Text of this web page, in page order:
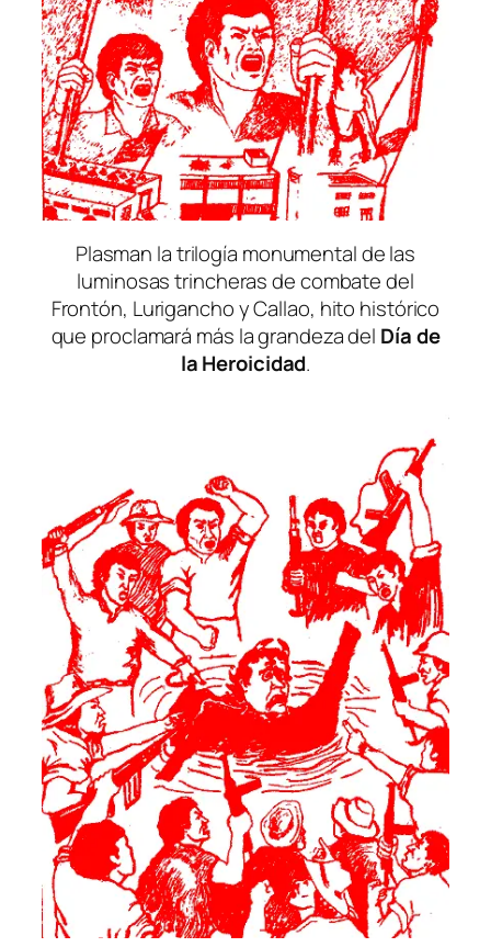
Plasman la trilogía monumental de las
luminosas trincheras de combate del
Frontón, Lurigancho y Callao, hito histórico
que proclamará más la grandeza del Día de
la Heroicidad.